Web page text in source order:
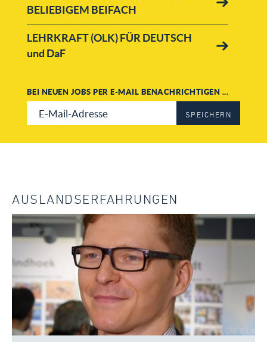
BELIEBIGEM BEIFACH
LEHRKRAFT (OLK) FÜR DEUTSCH
und DaF
und/oder GESCHICHTE
LEHRKRAFT (ADLK) FÜR ENGLISCH
und/oder GESCHICHTE
LEHRKRAFT (OLK) FÜR MUSIK
und/oder KUNST
LEHRKRAFT (OLK) FÜR MATHE
und/oder PHYSIK
BEI NEUEN JOBS PER E-MAIL BENACHRICHTIGEN ...
SPEICHERN
AUSLANDSERFAHRUNGEN